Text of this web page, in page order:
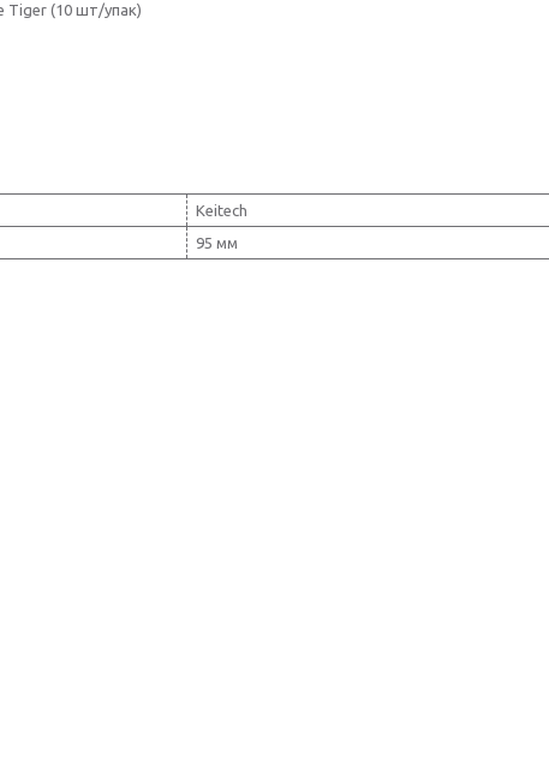
Tiger (10 шт/упак)
Keitech
95 мм